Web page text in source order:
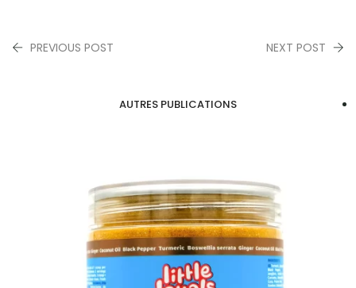
PREVIOUS POST NEXT POST
AUTRES PUBLICATIONS